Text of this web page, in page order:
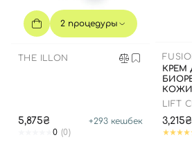
2 процедуры
THE ILLON
5,875₴ +293 кешбек
0 (0)
КРЕМ
LIFT
3,215₴